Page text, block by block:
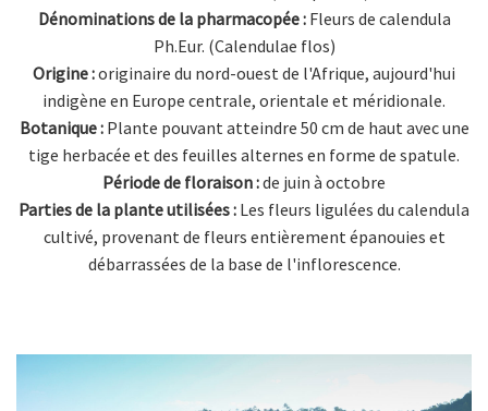
Dénominations de la pharmacopée : Fleurs de calendula
Ph.Eur. (Calendulae flos)
Origine :originaire du nord-ouest de l'Afrique, aujourd'hui
indigène en Europe centrale, orientale et méridionale.
Botanique :Plante pouvant atteindre 50 cm de haut avec une
tige herbacée et des feuilles alternes en forme de spatule.
Période de floraison :de juin à octobre
Parties de la plante utilisées : Les fleurs ligulées du calendula
cultivé, provenant de fleurs entièrement épanouies et
débarrassées de la base de l'inflorescence.